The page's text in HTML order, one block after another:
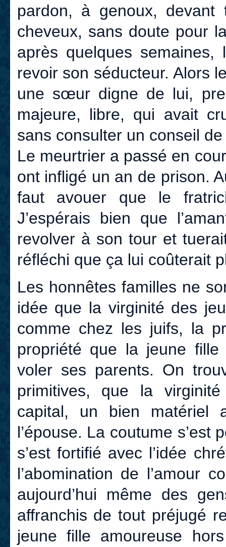
pardon, à genoux,
cheveux, sans doute pour
après quelques
revoir son séducteur. Alors
une sœur digne de lui,
majeure, libre, qui avait
sans consulter un conseil
Le meurtrier a passé en
ont infligé un an de prison.
faut avouer que le
J’espérais bien que
revolver à son tour et
réfléchi que ça lui coûterait
Les honnêtes familles ne
idée que la virginité des
comme chez les juifs, la
propriété que la jeune
voler ses parents. On
primitives, que la
capital, un bien
l’épouse. La coutume
s’est fortifié avec l’idée
l’abomination de l’amour
aujourd’hui même des
affranchis de tout préjugé
jeune fille amoureuse